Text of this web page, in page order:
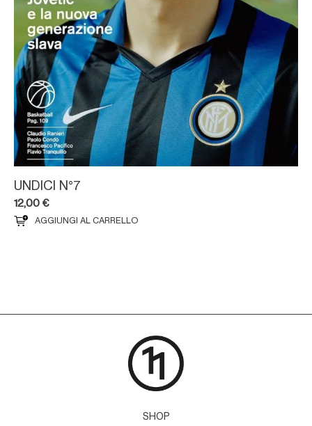
UNDICI N°7
12,00 €
AGGIUNGI AL CARRELLO
SHOP